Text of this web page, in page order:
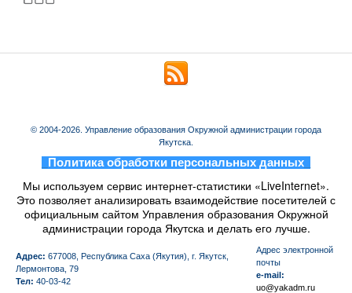
© 2004-2026. Управление образования Окружной администрации города
Якутска.
Политика обработки персональных данных
Мы используем сервис интернет-статистики «LiveInternet».
Это позволяет анализировать взаимодействие посетителей с
официальным сайтом Управления образования Окружной
администрации города Якутска и делать его лучше.
Адрес: 677008, Республика Саха (Якутия), г. Якутск,
Лермонтова, 79
Тел: 40-03-42
Aдрес электронной
почты
e-mail:
uo@yakadm.ru